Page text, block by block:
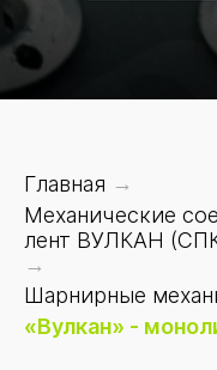
Главная →
Механические
лент ВУЛКАН
→
Шарнирные
«Вулкан» -